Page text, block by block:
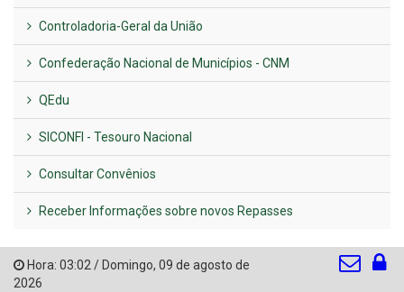
Controladoria-Geral da União
Confederação Nacional de Municípios - CNM
QEdu
SICONFI - Tesouro Nacional
Consultar Convênios
Receber Informações sobre novos Repasses
Hora: 03:02/ Domingo, 09 de agosto de
2026